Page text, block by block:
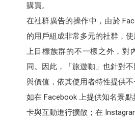
購買。
在社群廣告的操作中，由於
的用戶組成非常多元的社群，
上目標族群的不一樣之外，對
同。因此，「旅遊咖」也針對
與價值，依其使用者特性提供
如在 Facebook 上提供知名景
卡與互動進行擴散；在